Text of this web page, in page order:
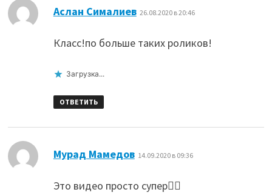
Аслан Сималиев: 26.08.2020 в 20:46
Класс!по больше таких роликов!
Загрузка...
ОТВЕТИТЬ
Мурад Мамедов: 14.09.2020 в 09:36
Это видео просто супер👍🏻